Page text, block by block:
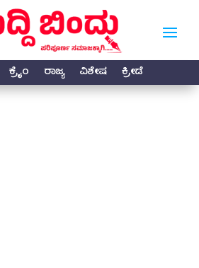
ಕ್ರೈಂ ರಾಜ್ಯ ವಿಶೇಷ ಕ್ರೀಡೆ